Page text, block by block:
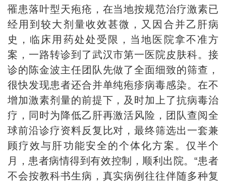
罹患落叶型天疱疮，在当地按规范治疗激素已
经用到较大剂量收效甚微，又因合并乙肝病
史，临床用药处处受限，当地医院拿不准方
案，一路转诊到了武汉市第一医院皮肤科。接
诊的陈金波主任团队先做了全面细致的筛查，
很快发现患者还合并单纯疱疹病毒感染。在不
增加激素剂量的前提下，及时加上了抗病毒治
疗，同时为降低乙肝再激活风险，团队查阅全
球前沿诊疗资料反复比对，最终筛选出一套兼
顾疗效与肝功能安全的个体化方案。仅半个
月，患者病情得到有效控制，顺利出院。“患者
不会按教科书生病，真实病例往往伴随多种复